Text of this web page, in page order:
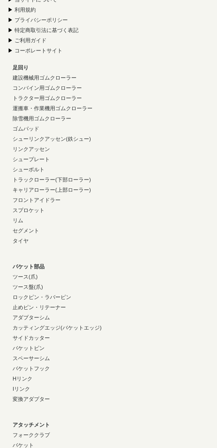
▶ 利用規約
▶ プライバシーポリシー
▶ 特定商取引法に基づく表記
▶ ご利用ガイド
▶ コーポレートサイト
足回り
建設機械用ゴムクローラー
コンバイン用ゴムクローラー
トラクター用ゴムクローラー
運搬車・作業機用ゴムクローラー
除雪機用ゴムクローラー
ゴムパッド
シューリンクアッセン(鉄シュー)
リンクアッセン
シュープレート
シューボルト
トラックローラー(下部ローラー)
キャリアローラー(上部ローラー)
フロントアイドラー
スプロケット
リム
セグメント
タイヤ
バケット部品
ツース(爪)
ツース盤(爪)
ロックピン・ラバーピン
止めピン・リテーナー
アダプターシム
カッティングエッジ(バケットエッジ)
サイドカッター
バケットピン
スペーサーシム
バケットフック
Hリンク
Iリンク
変換アダプター
アタッチメント
フォーククラブ
バケット